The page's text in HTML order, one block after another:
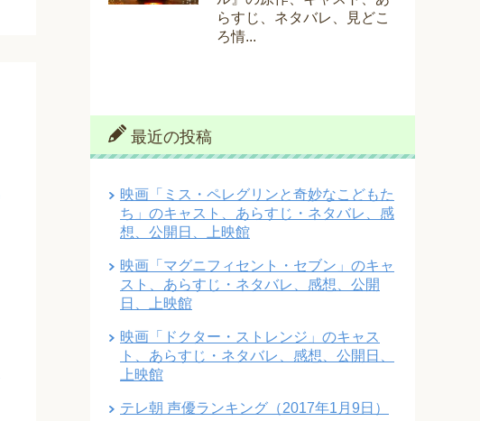
らすじ、ネタバレ、見どこ
ろ情...
最近の投稿
映画「ミス・ペレグリンと奇妙なこどもた
ち」のキャスト、あらすじ・ネタバレ、感
想、公開日、上映館
映画「マグニフィセント・セブン」のキャ
スト、あらすじ・ネタバレ、感想、公開
日、上映館
映画「ドクター・ストレンジ」のキャス
ト、あらすじ・ネタバレ、感想、公開日、
上映館
テレ朝 声優ランキング（2017年1月9日）